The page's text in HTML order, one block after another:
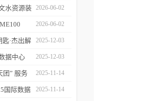
治水智慧
水资源装
智能化
代化建设
2026-06-02
响力企
2026-06-02
匙·杰出解
青少年
灌可持续
2025-12-03
据中心
AI时代数
2025-12-03
团” 服务 2025-11-14
国际数据 2025-11-14